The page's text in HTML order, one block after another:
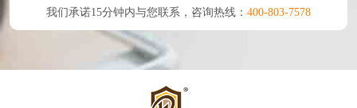
我们承诺15分钟内与您联系，咨询热线： 400-803-7578